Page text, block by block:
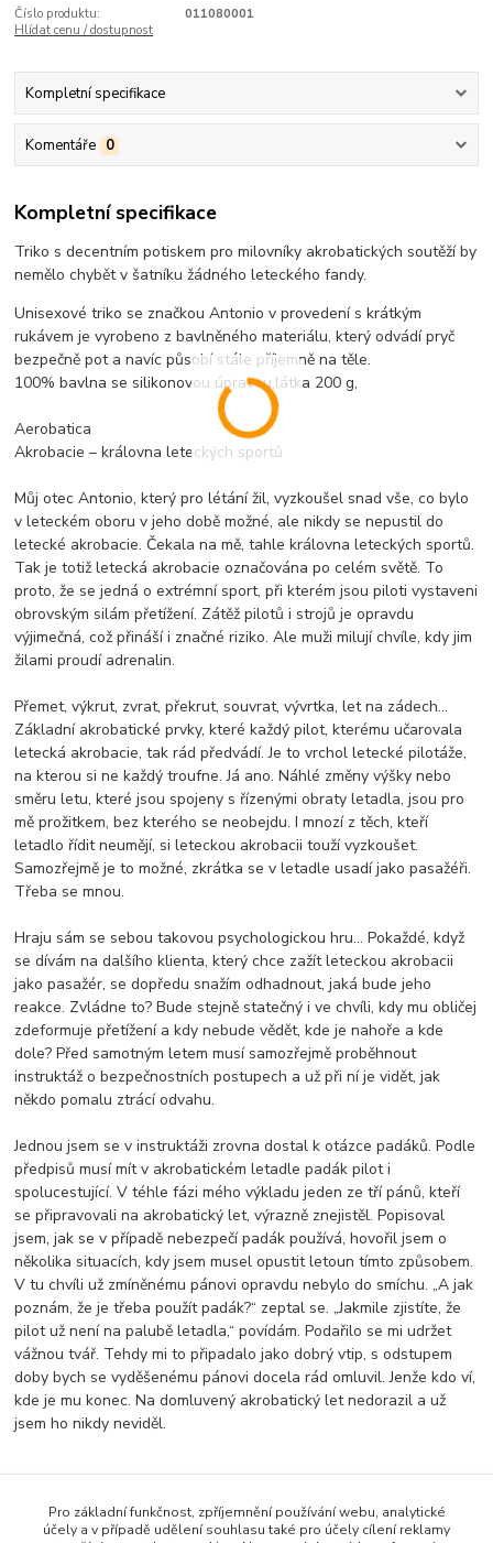
Číslo produktu:
011080001
Hlídat cenu / dostupnost
Kompletní specifikace
Komentáře 0
Kompletní specifikace
Triko s decentním potiskem pro milovníky akrobatických soutěží by
nemělo chybět v šatníku žádného leteckého fandy.
Unisexové triko se značkou Antonio v provedení s krátkým
rukávem je vyrobeno z bavlněného materiálu, který odvádí pryč
bezpečně pot a navíc působí stále příjemně na těle.
100% bavlna se silikonovou úpravou,látka 200 g,
Aerobatica
Akrobacie – královna leteckých sportů
Můj otec Antonio, který pro létání žil, vyzkoušel snad vše, co bylo
v leteckém oboru v jeho době možné, ale nikdy se nepustil do
letecké akrobacie. Čekala na mě, tahle královna leteckých sportů.
Tak je totiž letecká akrobacie označována po celém světě. To
proto, že se jedná o extrémní sport, při kterém jsou piloti vystaveni
obrovským silám přetížení. Zátěž pilotů i strojů je opravdu
výjimečná, což přináší i značné riziko. Ale muži milují chvíle, kdy jim
žilami proudí adrenalin.
Přemet, výkrut, zvrat, překrut, souvrat, vývrtka, let na zádech...
Základní akrobatické prvky, které každý pilot, kterému učarovala
letecká akrobacie, tak rád předvádí. Je to vrchol letecké pilotáže,
na kterou si ne každý troufne. Já ano. Náhlé změny výšky nebo
směru letu, které jsou spojeny s řízenými obraty letadla, jsou pro
mě prožitkem, bez kterého se neobejdu. I mnozí z těch, kteří
letadlo řídit neumějí, si leteckou akrobacii touží vyzkoušet.
Samozřejmě je to možné, zkrátka se v letadle usadí jako pasažéři.
Třeba se mnou.
Hraju sám se sebou takovou psychologickou hru… Pokaždé, když
se dívám na dalšího klienta, který chce zažít leteckou akrobacii
jako pasažér, se dopředu snažím odhadnout, jaká bude jeho
reakce. Zvládne to? Bude stejně statečný i ve chvíli, kdy mu obličej
zdeformuje přetížení a kdy nebude vědět, kde je nahoře a kde
dole? Před samotným letem musí samozřejmě proběhnout
instruktáž o bezpečnostních postupech a už při ní je vidět, jak
někdo pomalu ztrácí odvahu.
Jednou jsem se v instruktáži zrovna dostal k otázce padáků. Podle
předpisů musí mít v akrobatickém letadle padák pilot i
spolucestující. V téhle fázi mého výkladu jeden ze tří pánů, kteří
se připravovali na akrobatický let, výrazně znejistěl. Popisoval
jsem, jak se v případě nebezpečí padák používá, hovořil jsem o
několika situacích, kdy jsem musel opustit letoun tímto způsobem.
V tu chvíli už zmíněnému pánovi opravdu nebylo do smíchu. „A jak
poznám, že je třeba použít padák?“ zeptal se. „Jakmile zjistíte, že
pilot už není na palubě letadla,“ povídám. Podařilo se mi udržet
vážnou tvář. Tehdy mi to připadalo jako dobrý vtip, s odstupem
doby bych se vyděšenému pánovi docela rád omluvil. Jenže kdo ví,
kde je mu konec. Na domluvený akrobatický let nedorazil a už
jsem ho nikdy neviděl.
Zboží zařazeno v kategoriích
Pro základní funkčnost, zpříjemnění používání webu, analytické
účely a v případě udělení souhlasu také pro účely cílení reklamy